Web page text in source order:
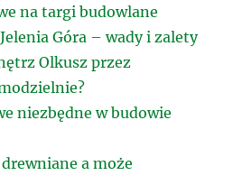
na targi budowlane
Góra – wady i zalety
Olkusz przez
niezbędne w budowie
a może